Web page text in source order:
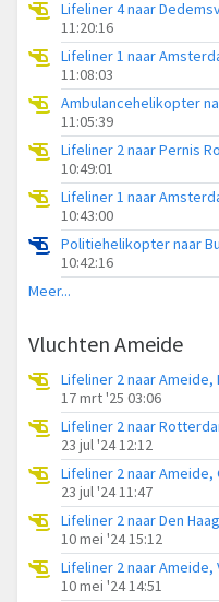
Lifeliner 4 naar
11:20:16
Lifeliner 1 naar
11:08:03
11:05:39
10:49:01
Lifeliner 1 naar
10:43:00
10:42:16
Meer...
Vluchten Ameide
Lifeliner 2 naar Ameide,
17 mrt '25 03:06
23 jul '24 12:12
23 jul '24 11:47
Lifeliner 2 naar Den
10 mei '24 15:12
10 mei '24 14:51